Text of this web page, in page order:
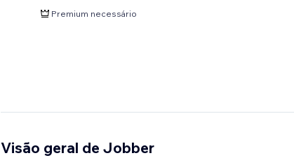
Premium necessário
Visão geral de Jobber